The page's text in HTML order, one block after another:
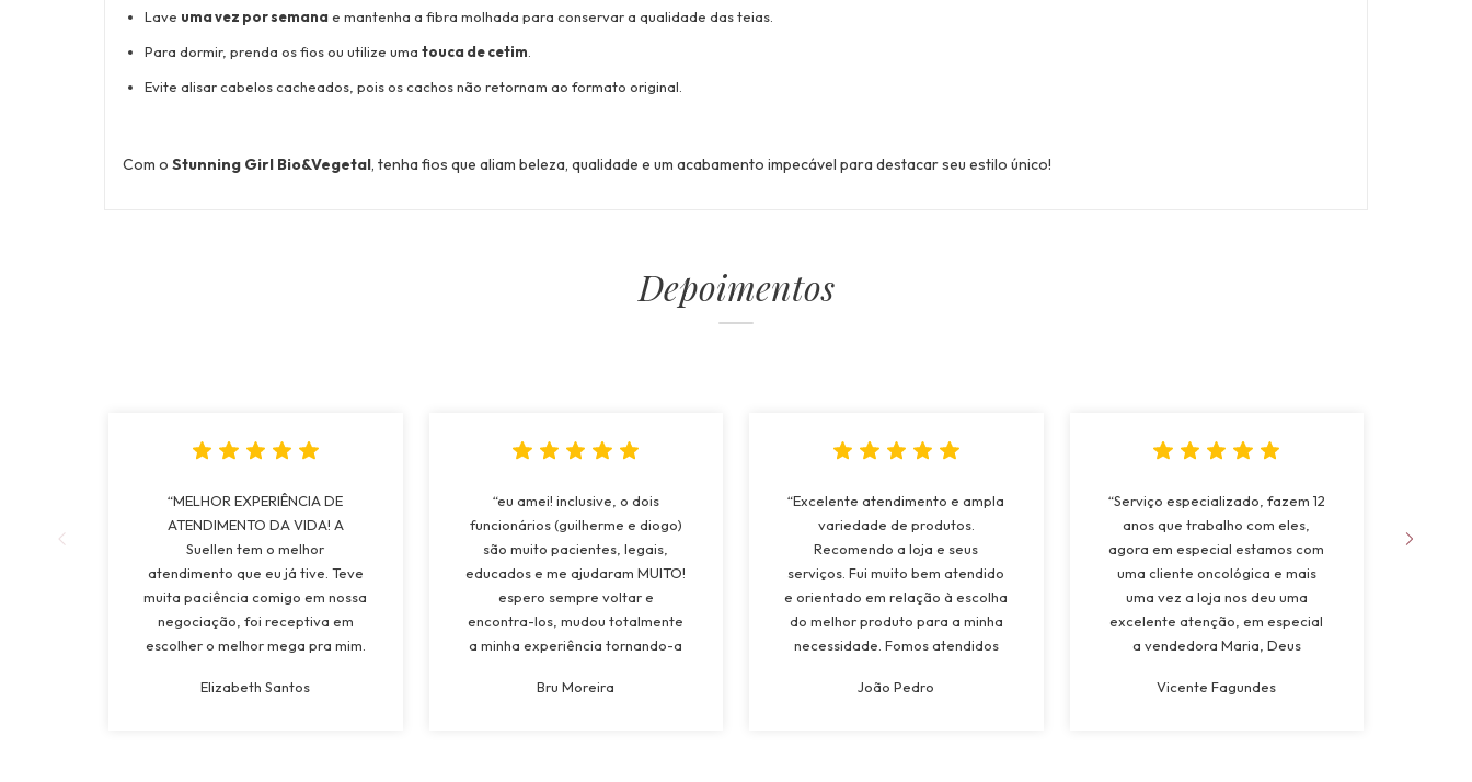
Lave uma vez por semana e mantenha a fibra molhada para conservar a qualidade das teias.
Para dormir, prenda os fios ou utilize uma touca de cetim
Evite alisar cabelos cacheados, pois os cachos não retornam ao formato original.
Com o Stunning Girl Bio&Vegetal, tenha fios que aliam beleza, qualidade e um acabamento impecável para destacar seu estilo único!
Depoimentos
“MELHOR EXPERIÊNCIA DE
ATENDIMENTO DA VIDA! A
Suellen tem o melhor
atendimento que eu já tive. Teve
muita paciência comigo em nossa
negociação, foi receptiva em
escolher o melhor mega pra mim.
mais de 15 anos e ganhei da
Elizabeth Santos
“eu amei! inclusive, o dois
funcionários (guilherme e diogo)
são muito pacientes, legais,
educados e me ajudaram MUITO!
espero sempre voltar e
encontra-los, mudou totalmente
a minha experiência tornando-a
os quais já estive! recomendarei
Bru Moreira
“Excelente atendimento e ampla
variedade de produtos.
Recomendo a loja e seus
serviços. Fui muito bem atendido
e orientado em relação à escolha
do melhor produto para a minha
necessidade. Fomos atendidos
atenção e suporte a todo
João Pedro
“Serviço especializado, fazem 12
anos que trabalho com eles,
agora em especial estamos com
uma cliente oncológica e mais
uma vez a loja nos deu uma
excelente atenção, em especial
a vendedora Maria, Deus
Vicente Fagundes